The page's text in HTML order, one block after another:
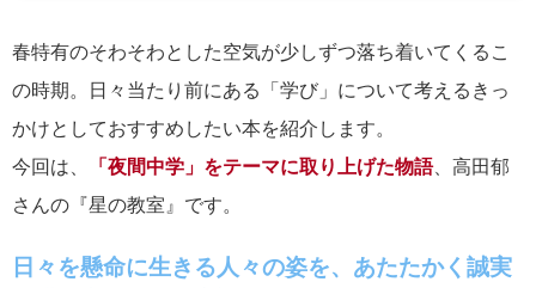
春特有のそわそわとした空気が少しずつ落ち着いてくるこ
の時期。日々当たり前にある「学び」について考えるきっ
かけとしておすすめしたい本を紹介します。
今回は、
「夜間中学」をテーマに取り上げた物語、高田郁
さんの『星の教室』です。
日々を懸命に生きる人々の姿を、あたたかく誠実